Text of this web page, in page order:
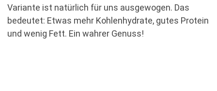
Variante ist natürlich für uns ausgewogen. Das
bedeutet: Etwas mehr Kohlenhydrate, gutes Protein
und wenig Fett. Ein wahrer Genuss!